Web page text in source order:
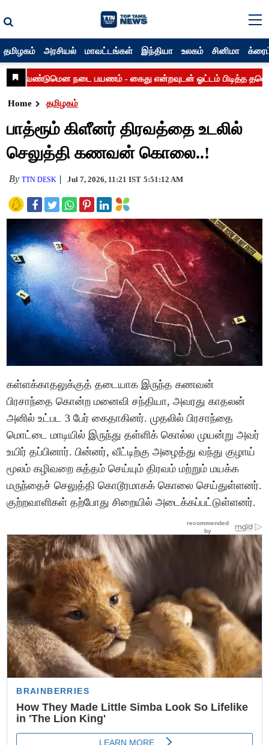
தமிழகம் அரசியல் மாவட்டங்கள் இந்தியா உலகம் சினிமா
Home தமிழகம்
பாத்ரூம் கிளீனர் திரவத்தை உடலில்
செலுத்தி கணவன் கொலை..!
ByTTN DESK Jul 7, 2026, 11:21 IST 5:51:12 AM
கள்ளக்காதலுக்குத் தடையாக இருந்த கணவன்
பிரசாந்தை கொன்ற மனைவி சந்தியா, அவரது காதலன்
அனில் உட்பட 3 பேர் கைதாகினர். முதலில் பிரசாந்தை
மொட்டை மாடியில் இருந்து தள்ளிக் கொல்ல முயன்று அவர்
உயிர் தப்பினார். பின்னர், வீட்டிற்கு அழைத்து வந்து குழாய்
மூலம் கழிவறை சுத்தம் செய்யும் திரவம் மற்றும் மயக்க
மருந்தைச் செலுத்தி கொடூரமாகக் கொலை செய்துள்ளனர்.
குற்றவாளிகள் தற்போது சிறையில் அடைக்கப்பட்டுள்ளனர்.